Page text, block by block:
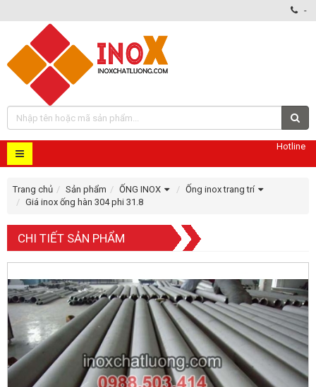
-
Hotline
Trang chủ Sản phẩm ỐNG INOX
Ống inox trang trí
Giá inox ống hàn 304 phi 31.8
CHI TIẾT SẢN PHẨM